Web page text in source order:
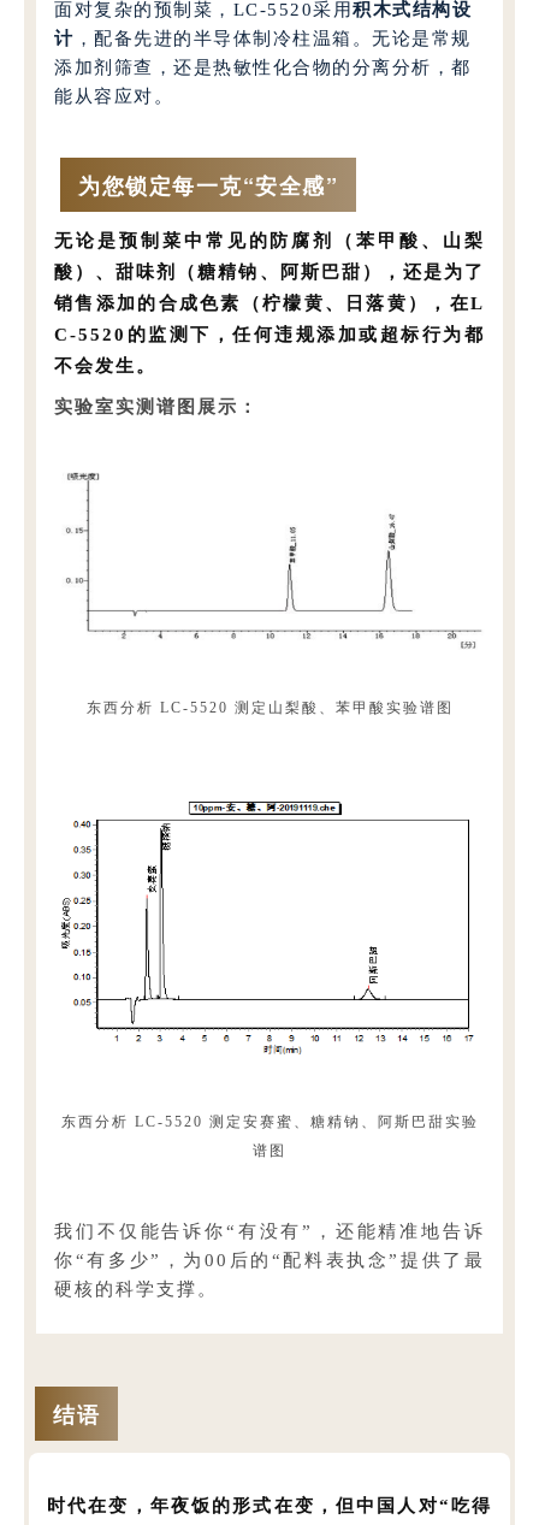
面对复杂的预制菜，LC-5520采用积木式结构设
计 ，配备先进的半导体制冷柱温箱。无论是常规
添加剂筛查，还是热敏性化合物的分离分析，都
能从容应对。
为您锁定每一克“安全感”
无论是预制菜中常见的 防腐剂
（苯甲酸、山梨
酸）、甜味剂
（糖精钠、阿斯巴甜），还是为了
销售添加的合成色素
（柠檬黄、日落黄），在L
C-5520的监测下，任何违规添加或超标行为都
不会发生。
实验室实测谱图展示：
东西分析 LC-5520 测定山梨酸、苯甲酸实验谱图
东西分析 LC-5520 测定安赛蜜、糖精钠、阿斯巴甜实验
谱图
我们不仅能告诉你“有没有”，还能精准地告诉
你“有多少”，为00后的“配料表执念”提供了最
硬核的科学支撑。
结语
时代在变，年夜饭的形式在变，但中国人对“吃得